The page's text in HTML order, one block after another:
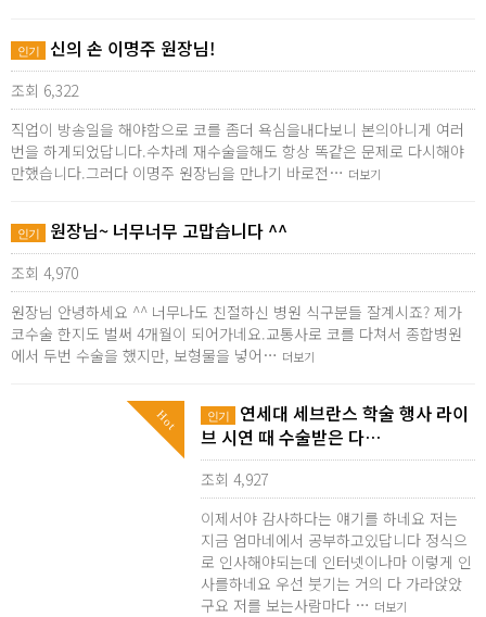
인기 신의 손 이명주 원장님!
조회 6,322
직업이 방송일을 해야함으로 코를 좀더 욕심을내다보니 본의아니게 여러
번을 하게되었답니다.수차례 재수술을해도 항상 똑같은 문제로 다시해야
만했습니다.그러다 이명주 원장님을 만나기 바로전… 더보기
인기 원장님~ 너무너무 고맙습니다 ^^
조회 4,970
원장님 안녕하세요 ^^ 너무나도 친절하신 병원 식구분들 잘계시죠? 제가
코수술 한지도 벌써 4개월이 되어가네요.교통사로 코를 다쳐서 종합병원
에서 두번 수술을 했지만, 보형물을 넣어… 더보기
Hot 인기
연세대 세브란스 학술 행사 라이
브 시연 때 수술받은 다…
조회 4,927
이제서야 감사하다는 얘기를 하네요 저는
지금 엄마네에서 공부하고있답니다 정식으
로 인사해야되는데 인터넷이나마 이렇게 인
사를하네요 우선 붓기는 거의 다 가라앉았
구요 저를 보는사람마다 … 더보기